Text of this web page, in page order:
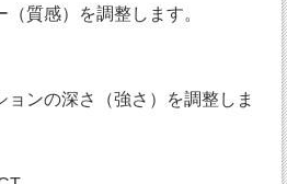
質感）を調整します。
ョンの深さ（強さ）を調整しま